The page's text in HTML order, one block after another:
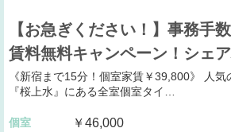
【お急ぎください！】事務手
賃料無料キャンペーン！シェ
《新宿まで15分！個室家賃￥39,800》 人
『桜上水』にある全室個室タイ…
個室 ￥46,000